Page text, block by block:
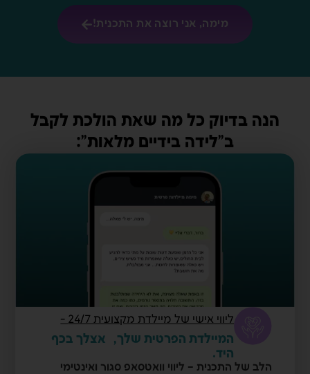
מימה, אני רוצה את התכנית!
הנה בדיוק כל מה שאת הולכת לקבל
ב"לידה בידיים מלאות":
ליווי אישי של מיילדת מקצועית 24/7 -
המיילדת הפרטית שלך, אצלך בכף
היד.
הלב של התכנית – ליווי וואטסאפ סגור ואינטימי